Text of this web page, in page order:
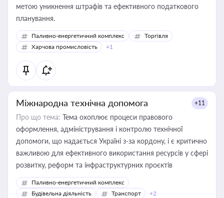
метою уникнення штрафів та ефективного податкового
планування.
Паливно-енергетичний комплекс
Торгівля
Харчова промисловість
+1
Міжнародна технічна допомога +11
Про що тема: Тема охоплює процеси правового
оформлення, адміністрування і контролю технічної
допомоги, що надається Україні з-за кордону, і є критично
важливою для ефективного використання ресурсів у сфері
розвитку, реформ та інфраструктурних проєктів
Паливно-енергетичний комплекс
Будівельна діяльність
Транспорт +2